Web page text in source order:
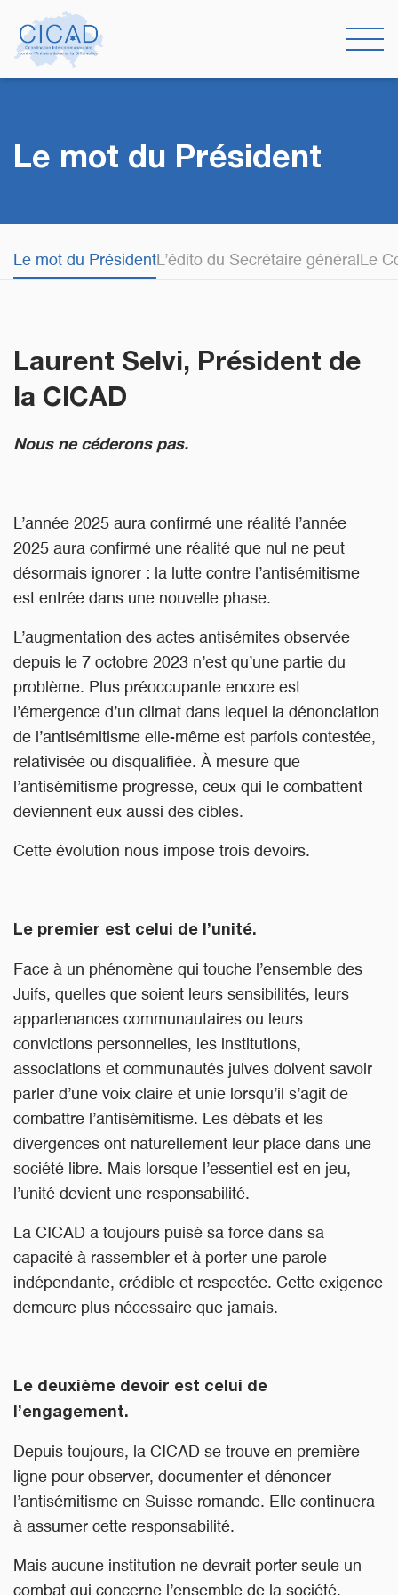
Le mot du Président
Le mot du PrésidentL’édito du Secrétaire général Le
Laurent Selvi, Président de
la CICAD
Nous ne céderons pas.
L’année 2025 aura confirmé une réalité l’année
2025 aura confirmé une réalité que nul ne peut
désormais ignorer : la lutte contre l’antisémitisme
est entrée dans une nouvelle phase.
L’augmentation des actes antisémites observée
depuis le 7 octobre 2023 n’est qu’une partie du
problème. Plus préoccupante encore est
l’émergence d’un climat dans lequel la dénonciation
de l’antisémitisme elle-même est parfois contestée,
relativisée ou disqualifiée. À mesure que
l’antisémitisme progresse, ceux qui le combattent
deviennent eux aussi des cibles.
Cette évolution nous impose trois devoirs.
Le premier est celui de l’unité.
Face à un phénomène qui touche l’ensemble des
Juifs, quelles que soient leurs sensibilités, leurs
appartenances communautaires ou leurs
convictions personnelles, les institutions,
associations et communautés juives doivent savoir
parler d’une voix claire et unie lorsqu’il s’agit de
combattre l’antisémitisme. Les débats et les
divergences ont naturellement leur place dans une
société libre. Mais lorsque l’essentiel est en jeu,
l’unité devient une responsabilité.
La CICAD a toujours puisé sa force dans sa
capacité à rassembler et à porter une parole
indépendante, crédible et respectée. Cette exigence
demeure plus nécessaire que jamais.
Le deuxième devoir est celui de
l’engagement.
Depuis toujours, la CICAD se trouve en première
ligne pour observer, documenter et dénoncer
l’antisémitisme en Suisse romande. Elle continuera
à assumer cette responsabilité.
Mais aucune institution ne devrait porter seule un
combat qui concerne l’ensemble de la société.